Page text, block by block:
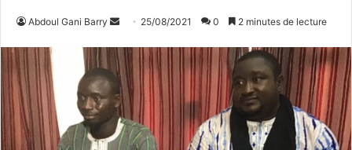
Abdoul Gani Barry
v
o
y
e
r
25/08/2021 0 2 minutes de lecture